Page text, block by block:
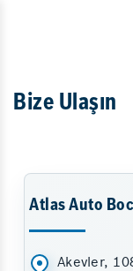
Bize Ulaşın
Atlas Auto
Akevler,